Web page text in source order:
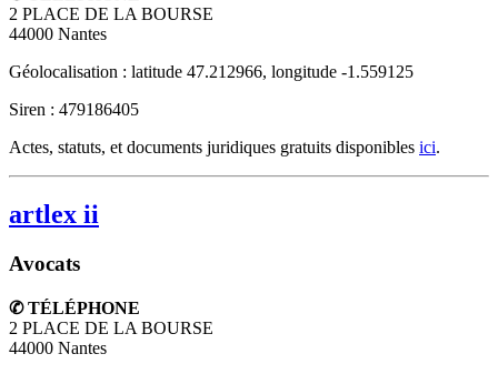
2 PLACE DE LA BOURSE
44000 Nantes
Géolocalisation : latitude 47.212966, longitude -1.559125
Siren : 479186405
Actes, statuts, et documents juridiques gratuits disponibles ici.
artlex ii
Avocats
✆ TÉLÉPHONE
2 PLACE DE LA BOURSE
44000 Nantes